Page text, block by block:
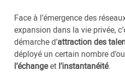
Face à l’émergence des
expansion dans la vie privée,
démarche d’attraction des
déployé un certain nombre
l’échangeet l’instantanéité.